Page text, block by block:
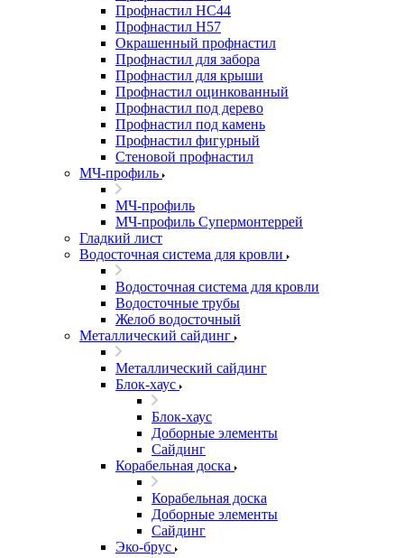
Профнастил HC44
Профнастил Н57
Окрашенный профнастил
Профнастил для забора
Профнастил для крыши
Профнастил оцинкованный
Профнастил под дерево
Профнастил под камень
Профнастил фигурный
Стеновой профнастил
МЧ-профиль
МЧ-профиль
МЧ-профиль Супермонтеррей
Гладкий лист
Водосточная система для кровли
Водосточная система для кровли
Водосточные трубы
Желоб водосточный
Металлический сайдинг
Металлический сайдинг
Блок-хаус
Блок-хаус
Доборные элементы
Сайдинг
Корабельная доска
Корабельная доска
Доборные элементы
Сайдинг
Эко-брус